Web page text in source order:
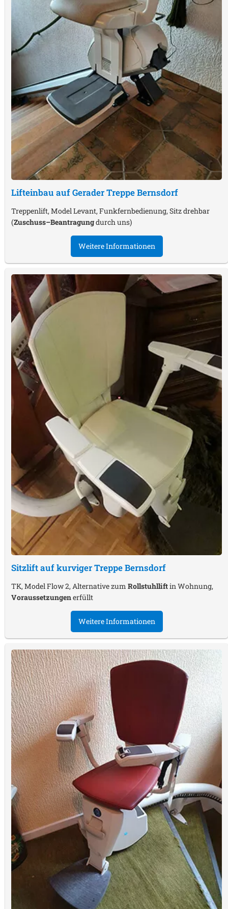
Lifteinbau auf Gerader TreppeBernsdorf
Treppenlift, Model Levant, Funkfernbedienung, Sitz drehbar
(Zuschuss–Beantragungdurch uns)
Weitere Informationen
Sitzlift auf kurviger TreppeBernsdorf
TK, Model Flow 2, Alternative zum Rollstuhlliftin Wohnung,
Voraussetzungenerfüllt
Weitere Informationen